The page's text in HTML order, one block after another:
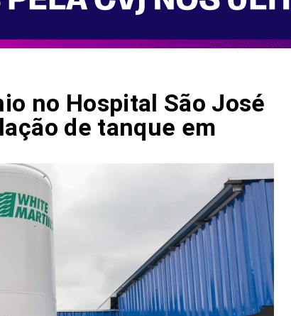
no Hospital São José
de tanque em